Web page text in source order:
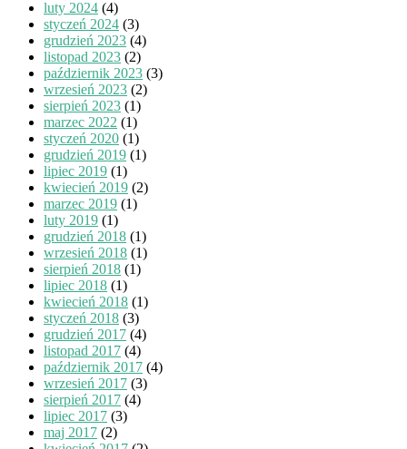
luty 2024 (4)
styczeń 2024 (3)
grudzień 2023 (4)
listopad 2023 (2)
październik 2023 (3)
wrzesień 2023 (2)
sierpień 2023 (1)
marzec 2022 (1)
styczeń 2020 (1)
grudzień 2019 (1)
lipiec 2019 (1)
kwiecień 2019 (2)
marzec 2019 (1)
luty 2019 (1)
grudzień 2018 (1)
wrzesień 2018 (1)
sierpień 2018 (1)
lipiec 2018 (1)
kwiecień 2018 (1)
styczeń 2018 (3)
grudzień 2017 (4)
listopad 2017 (4)
październik 2017 (4)
wrzesień 2017 (3)
sierpień 2017 (4)
lipiec 2017 (3)
maj 2017 (2)